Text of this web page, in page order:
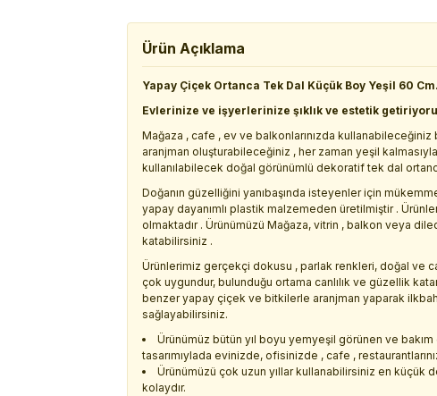
Ürün Açıklama
Yapay Çiçek Ortanca Tek Dal Küçük Boy Yeşil 60 Cm.
Evlerinize ve işyerlerinize şıklık ve estetik
Mağaza , cafe , ev ve balkonlarınızda
aranjman oluşturabileceğiniz , her zaman yeşil
kullanılabilecek doğal görünümlü dekoratif tek dal
Doğanın güzelliğini yanıbaşında isteyenler için
yapay dayanımlı plastik malzemeden üretilmiştir .
olmaktadır . Ürünümüzü Mağaza, vitrin , balkon veya
katabilirsiniz .
Ürünlerimiz gerçekçi dokusu , parlak renkleri, doğal ve
çok uygundur, bulunduğu ortama canlılık ve güzellik
benzer yapay çiçek ve bitkilerle aranjman yaparak
sağlayabilirsiniz.
Ürünümüz bütün yıl boyu yemyeşil görünen ve
tasarımıylada evinizde, ofisinizde , cafe ,
Ürünümüzü çok uzun yıllar kullanabilirsiniz en
kolaydır.